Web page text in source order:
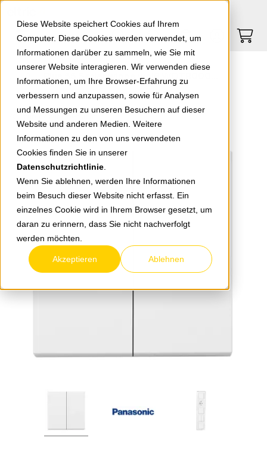
Diese Website speichert Cookies auf Ihrem
Computer. Diese Cookies werden verwendet, um
Informationen darüber zu sammeln, wie Sie mit
unserer Website interagieren. Wir verwenden diese
Informationen, um Ihre Browser-Erfahrung zu
verbessern und anzupassen, sowie für Analysen
und Messungen zu unseren Besuchern auf dieser
Website und anderen Medien. Weitere
Informationen zu den von uns verwendeten
Cookies finden Sie in unserer
Datenschutzrichtlinie
Wenn Sie ablehnen, werden Ihre Informationen
beim Besuch dieser Website nicht erfasst. Ein
einzelnes Cookie wird in Ihrem Browser gesetzt, um
daran zu erinnern, dass Sie nicht nachverfolgt
werden möchten.
Akzeptieren Ablehnen
Springe zu Hauptinhalt Springe zum Footer
0
zurück zur Übersicht